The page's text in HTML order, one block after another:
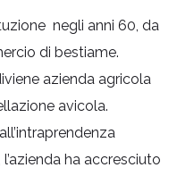
negli anni 60, da
di bestiame.
azienda agricola
avicola.
ha accresciuto